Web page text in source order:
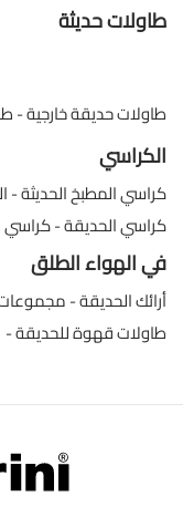
طاولات حديثة
طاولات حديقة خارجية
الكراسي
كراسي المطبخ الحديثة
كراسي كراسي الحديقة
في الهواء الطلق
مجموعات أرائك الحديقة
طاولات قهوة للحديقة